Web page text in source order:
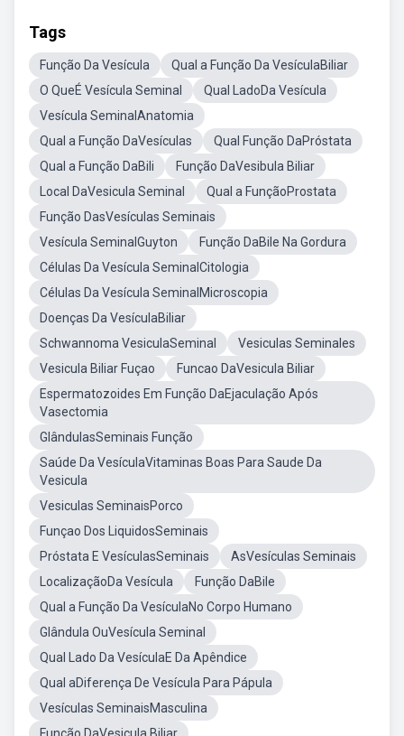
Tags
Função Da Vesícula
Qual a Função Da VesículaBiliar
O QueÉ Vesícula Seminal
Qual LadoDa Vesícula
Vesícula SeminalAnatomia
Qual a Função DaVesículas
Qual Função DaPróstata
Qual a Função DaBili
Função DaVesibula Biliar
Local DaVesicula Seminal
Qual a FunçãoProstata
Função DasVesículas Seminais
Vesícula SeminalGuyton
Função DaBile Na Gordura
Células Da Vesícula SeminalCitologia
Células Da Vesícula SeminalMicroscopia
Doenças Da VesículaBiliar
Schwannoma VesiculaSeminal
Vesiculas Seminales
Vesicula Biliar Fuçao
Funcao DaVesicula Biliar
Espermatozoides Em Função DaEjaculação Após
Vasectomia
GlândulasSeminais Função
Saúde Da VesículaVitaminas Boas Para Saude Da
Vesicula
Vesiculas SeminaisPorco
Funçao Dos LiquidosSeminais
Próstata E VesículasSeminais
AsVesículas Seminais
LocalizaçãoDa Vesícula
Função DaBile
Qual a Função Da VesículaNo Corpo Humano
Glândula OuVesícula Seminal
Qual Lado Da VesículaE Da Apêndice
Qual aDiferença De Vesícula Para Pápula
Vesículas SeminaisMasculina